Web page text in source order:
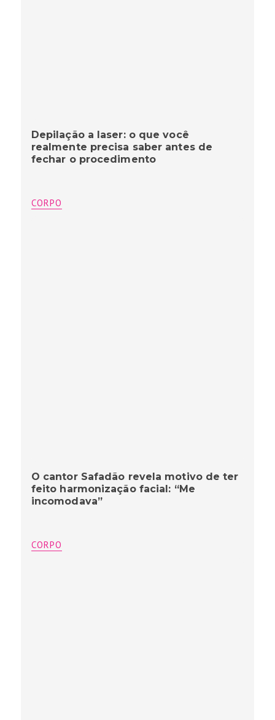
Depilação a laser: o que você
realmente precisa saber antes de
fechar o procedimento
CORPO
O cantor Safadão revela motivo de ter
feito harmonização facial: “Me
incomodava”
CORPO